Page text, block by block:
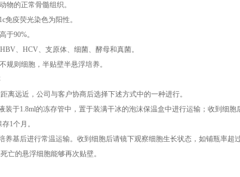
物的正常骨髓组织。
免疫荧光染色为阳性。
于90%。
、HCV、支原体、细菌、酵母和真菌。
规则细胞，半贴壁半悬浮培养。
离远近，公司与客户协商后选择下述方式中的一种进行。
装于1.8ml的冻存管中，置于装满干冰的泡沫保温盒中进行运输；收到细
1个月。
养基后进行常温运输。收到细胞后请镜下观察细胞生长状态，如铺瓶率
亡的悬浮细胞能够再次贴壁。